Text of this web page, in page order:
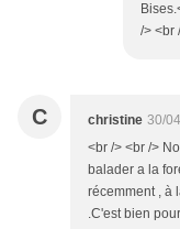
/> <br
C christine 30/
<br /> <br />
balader a la
récemment , à
.C'est bien